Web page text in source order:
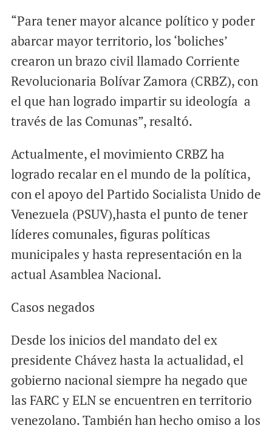
“Para tener mayor alcance político y poder
abarcar mayor territorio, los ‘boliches’
crearon un brazo civil llamado Corriente
Revolucionaria Bolívar Zamora (CRBZ), con
el que han logrado impartir su ideología a
través de las Comunas”, resaltó.
Actualmente, el movimiento CRBZ ha
logrado recalar en el mundo de la política,
con el apoyo del Partido Socialista Unido de
Venezuela (PSUV),hasta el punto de tener
líderes comunales, figuras políticas
municipales y hasta representación en la
actual Asamblea Nacional.
Casos negados
Desde los inicios del mandato del ex
presidente Chávez hasta la actualidad, el
gobierno nacional siempre ha negado que
las FARC y ELN se encuentren en territorio
venezolano. También han hecho omiso a los